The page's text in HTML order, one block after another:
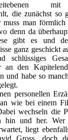
mit
die zunächst so
man förmlich
denn da
gibt es und
ganz geschickt
schlüssiges
an den
und habe so
personellen
wie bei einem
wechseln die
hin und her.
liegt
Gross, doch